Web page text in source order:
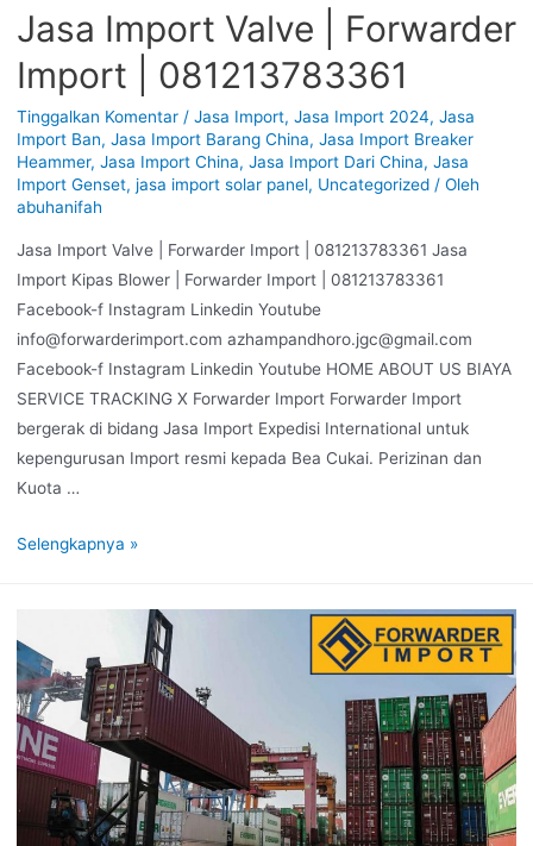
Jasa Import Valve | Forwarder
Import | 081213783361
Tinggalkan Komentar / Jasa Import, Jasa Import 2024, Jasa
Import Ban, Jasa Import Barang China, Jasa Import Breaker
Heammer, Jasa Import China, Jasa Import Dari China, Jasa
Import Genset, jasa import solar panel, Uncategorized/ Oleh
abuhanifah
Jasa Import Valve | Forwarder Import | 081213783361 Jasa
Import Kipas Blower | Forwarder Import | 081213783361
Facebook-f Instagram Linkedin Youtube
info@forwarderimport.com azhampandhoro.jgc@gmail.com
Facebook-f Instagram Linkedin Youtube HOME ABOUT US BIAYA
SERVICE TRACKING X Forwarder Import Forwarder Import
bergerak di bidang Jasa Import Expedisi International untuk
kepengurusan Import resmi kepada Bea Cukai. Perizinan dan
Kuota …
Selengkapnya »